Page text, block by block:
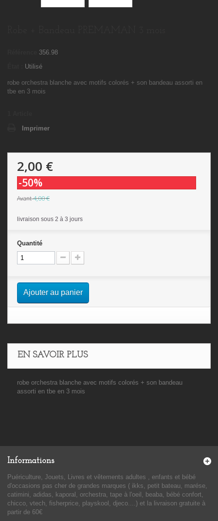
356.98
Utilisé
robe orchestra blanche avec motifs colorés + son bandeau assorti en
tbe en 3 mois
Imprimer
2,00 €
-50%
Avant4,00 €
livraison sous 2 à 3 jours
Quantité
Ajouter au panier
EN SAVOIR PLUS
robe orchestra blanche avec motifs colorés + son bandeau
assorti en tbe en 3 mois
Informations
Puériculture, Jouets, Livres et vêtements adultes , enfants et bébé
d'occasions pas cher de grandes marques ( ikks, petit bateau, marése,
catimini, adidas, kaporal, orchestra, tape à l'oeil, beaba, bébé confort,
chicco, vtech, fisherprice, playskool, djeco....) et la livraison gratuite à
partir de 60€